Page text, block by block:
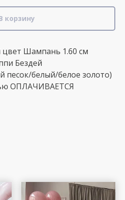
корзину
цвет Шампань 1.60 см
Бездей
песок/белый/белое золото)
ОПЛАЧИВАЕТСЯ